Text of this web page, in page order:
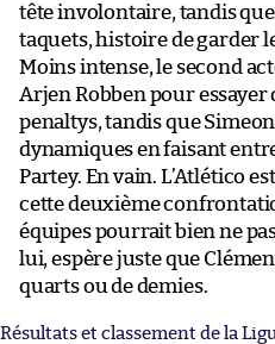
tête involontaire, tandis
taquets, histoire de garder
Moins intense, le second
Arjen Robben pour essayer
penaltys, tandis que
dynamiques en faisant
Partey. En vain. L’Atlético
cette deuxième
équipes pourrait bien ne
lui, espère juste que
quarts ou de demies.
Résultats et classement de la